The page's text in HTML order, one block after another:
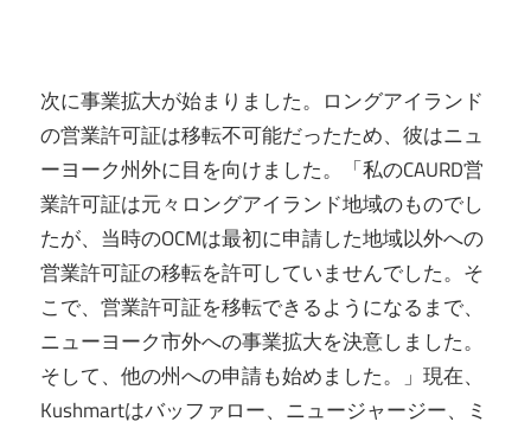
次に事業拡大が始まりました。ロングアイランド
の営業許可証は移転不可能だったため、彼はニュ
ーヨーク州外に目を向けました。「私のCAURD営
業許可証は元々ロングアイランド地域のものでし
たが、当時のOCMは最初に申請した地域以外への
営業許可証の移転を許可していませんでした。そ
こで、営業許可証を移転できるようになるまで、
ニューヨーク市外への事業拡大を決意しました。
そして、他の州への申請も始めました。」現在、
Kushmartはバッファロー、ニュージャージー、ミ